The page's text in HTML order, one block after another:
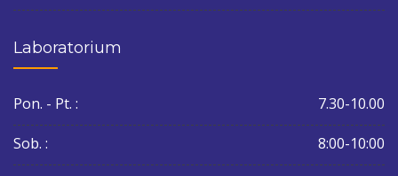
Laboratorium
Pon. - Pt. : 7.30-10.00
Sob. : 8:00-10:00